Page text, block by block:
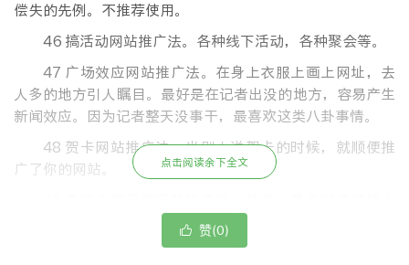
偿失的先例。不推荐使用。
46 搞活动网站推广法。各种线下活动，各种聚会等。
47 广场效应网站推广法。在身上衣服上画上网址，去
人多的地方引人瞩目。最好是在记者出没的地方，容易产生
新闻效应。因为记者整天没事干，最喜欢这类八卦事情。
48 贺卡网站推广法。当别人送贺卡的时候，就顺便推
广了你的网站。
们的心理承受底线，锻炼人们的心理承受能力。
点击阅读余下全文
 赞(0)